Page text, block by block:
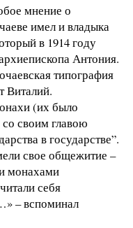
мнение о
имел и владыка
в 1914 году
Антония.
типография
Виталий.
(их было
своим главою
в государстве”.
свое общежитие –
монахами
себя
– вспоминал